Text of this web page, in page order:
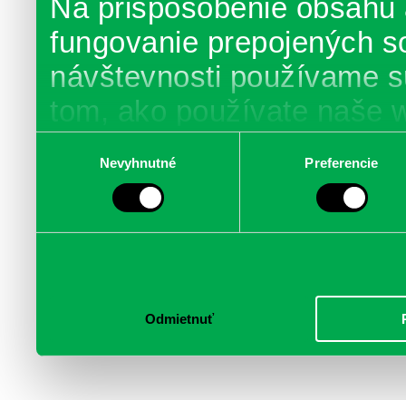
Na prispôsobenie
fungovanie prepojených
návštevnosti používame
tom, ako používate naše
médií, inzercie a
informácie skombinovať
Nevyhnutné Preferencie
Odmietnuť